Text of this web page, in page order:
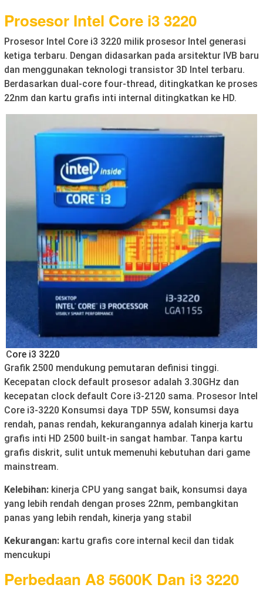
Prosesor Intel Core i3 3220
Prosesor Intel Core i3 3220 milik prosesor Intel generasi
ketiga terbaru. Dengan didasarkan pada arsitektur IVB baru
dan menggunakan teknologi transistor 3D Intel terbaru.
Berdasarkan dual-core four-thread, ditingkatkan ke proses
22nm dan kartu grafis inti internal ditingkatkan ke HD.
Core i3 3220
Grafik 2500 mendukung pemutaran definisi tinggi.
Kecepatan clock default prosesor adalah 3.30GHz dan
kecepatan clock default Core i3-2120 sama. Prosesor Intel
Core i3-3220 Konsumsi daya TDP 55W, konsumsi daya
rendah, panas rendah, kekurangannya adalah kinerja kartu
grafis inti HD 2500 built-in sangat hambar. Tanpa kartu
grafis diskrit, sulit untuk memenuhi kebutuhan dari game
mainstream.
Kelebihan: kinerja CPU yang sangat baik, konsumsi daya
yang lebih rendah dengan proses 22nm, pembangkitan
panas yang lebih rendah, kinerja yang stabil
Kekurangan: kartu grafis core internal kecil dan tidak
mencukupi
Perbedaan A8 5600K Dan i3 3220